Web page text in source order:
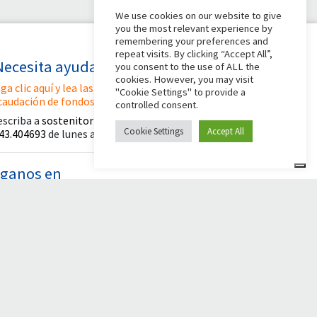
ayuda?
clic aquí y lea las instrucciones para crear su
de fondos
asostenitori@apg23.orgo llame al
de lunes a viernes (horario de oficina).
en
We use cookies on our website to give
you the most relevant experience by
remembering your preferences and
repeat visits. By clicking “Accept All”,
you consent to the use of ALL the
cookies. However, you may visit
"Cookie Settings" to provide a
controlled consent.
Cookie Settings Accept All